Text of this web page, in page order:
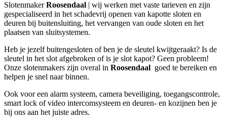
SlotenmakerRoosendaal | wij werken met vaste tarieven en zijn
gespecialiseerd in het schadevrij openen van kapotte sloten en
deuren bij buitensluiting, het vervangen van oude sloten en het
plaatsen van sluitsystemen.
Heb je jezelf buitengesloten of ben je de sleutel kwijtgeraakt? Is de
sleutel in het slot afgebroken of is je slot kapot? Geen probleem!
Onze slotenmakers zijn overal in Roosendaal goed te bereiken en
helpen je snel naar binnen.
Ook voor een alarm systeem, camera beveiliging, toegangscontrole,
smart lock of video intercomsysteem en deuren- en kozijnen ben je
bij ons aan het juiste adres.